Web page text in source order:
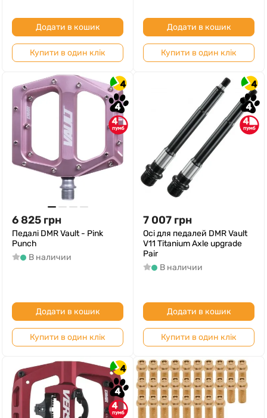
Додати в кошик
Купити в один клік
Додати в кошик
Купити в один клік
4
4
4
6 825 грн
Педалі DMR Vault - Pink
Punch
В наличии
Додати в кошик
Купити в один клік
4
4
4
7 007 грн
Осі для педалей DMR Vault
V11 Titanium Axle upgrade
Pair
В наличии
Додати в кошик
Купити в один клік
4
4
4